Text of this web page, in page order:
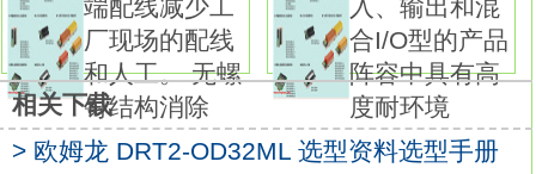
DRT2-OD32SLH-1手册。
可用于标准负载及微小负载。种类：3接点及
MBB接点开关（带强制断开构造）。
传动杆：单侧悬臂滚珠型（垂直）。
导管尺寸：单导管型，Pg13.5。
端配线减少工
厂现场的配线
和人工。 无螺
钉结构消除
入、输出和混
合I/O型的产品
阵容中具有高
度耐环境
相关下载
> 欧姆龙 DRT2-OD32ML 选型资料选型手册